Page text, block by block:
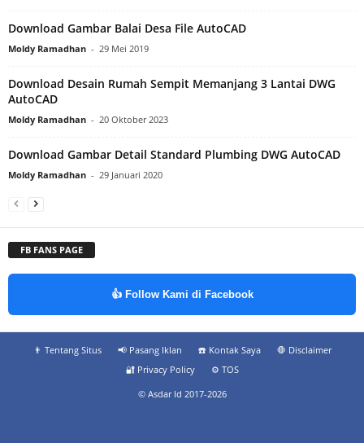
Download Gambar Balai Desa File AutoCAD
Moldy Ramadhan - 29 Mei 2019
Download Desain Rumah Sempit Memanjang 3 Lantai DWG
AutoCAD
Moldy Ramadhan - 20 Oktober 2023
Download Gambar Detail Standard Plumbing DWG AutoCAD
Moldy Ramadhan - 29 Januari 2020
FB FANS PAGE
👍 Follow Kami di Facebook
👨‍ Tentang Situs 📢 Pasang Iklan ☎️ Kontak Saya
🛑 Disclaimer
🔐 Privacy Policy
⚙️ TOS
© Asdar Id 2017-2026